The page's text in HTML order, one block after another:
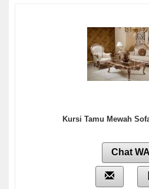
Kursi Tamu Mewah
Chat WA